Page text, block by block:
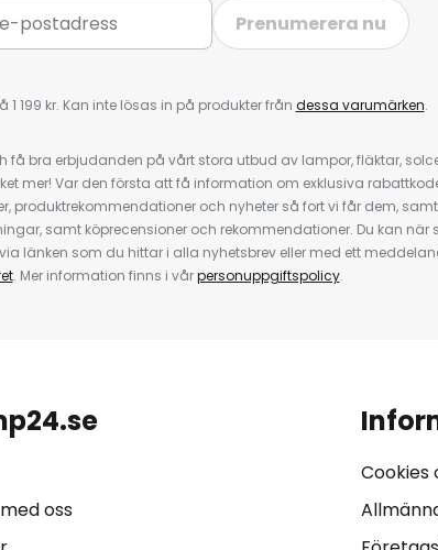
Prenumerera nu
199 kr. Kan inte lösas in på produkter från dessa varumärken.
få bra erbjudanden på vårt stora utbud av lampor, fläktar,
mer! Var den första att få information om exklusiva
produktrekommendationer och nyheter så fort vi får dem,
samt köprecensioner och rekommendationer. Du kan när
länken som du hittar i alla nyhetsbrev eller med ett
. Mer information finns i vårpersonuppgiftspolicy.
oss